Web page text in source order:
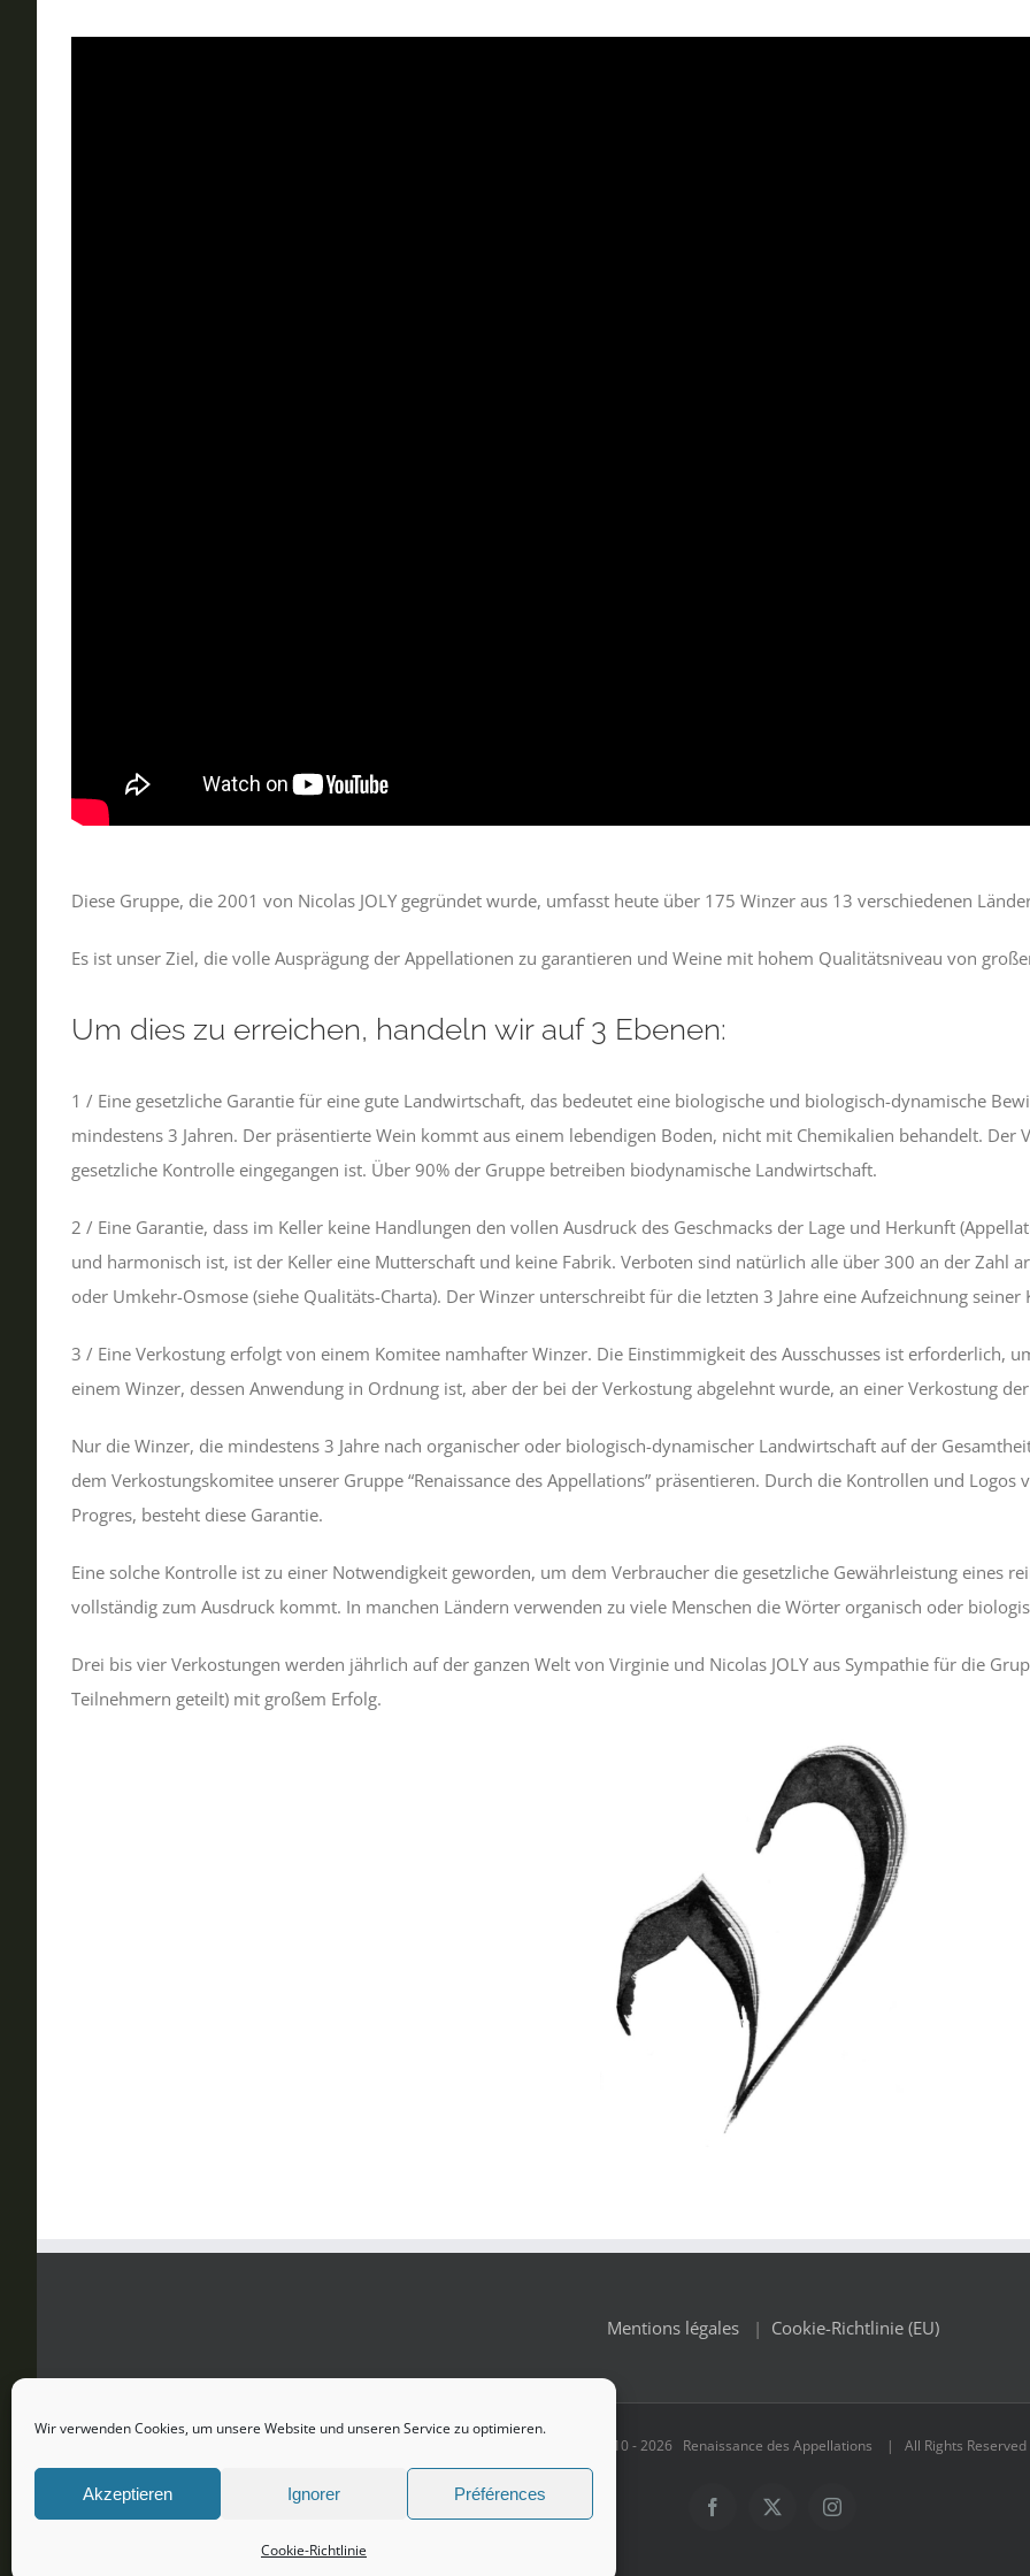
Wir verwenden Cookies, um unsere Website und unseren Service zu optimieren.
Akzeptieren Ignorer Préférences
Cookie-Richtlinie
Diese Gruppe, die 2001 von Nicolas JOLY gegründet wurde, umfasst heute über 175 Winzer aus 13 verschiedenen
Es ist unser Ziel, die volle Ausprägung der Appellationen zu garantieren und Weine mit hohem Qualitätsniveau von
Um dies zu erreichen, handeln wir auf 3 Ebenen:
1 / Eine gesetzliche Garantie für eine gute Landwirtschaft, das bedeutet eine biologische und biologisch-dynamische
mindestens 3 Jahren. Der präsentierte Wein kommt aus einem lebendigen Boden, nicht mit Chemikalien behandelt. Der
gesetzliche Kontrolle eingegangen ist. Über 90% der Gruppe betreiben biodynamische Landwirtschaft.
2 / Eine Garantie, dass im Keller keine Handlungen den vollen Ausdruck des Geschmacks der Lage und Herkunft
und harmonisch ist, ist der Keller eine Mutterschaft und keine Fabrik. Verboten sind natürlich alle über 300 an der Zahl
oder Umkehr-Osmose (siehe Qualitäts-Charta). Der Winzer unterschreibt für die letzten 3 Jahre eine Aufzeichnung seiner
3 / Eine Verkostung erfolgt von einem Komitee namhafter Winzer. Die Einstimmigkeit des Ausschusses ist erforderlich,
einem Winzer, dessen Anwendung in Ordnung ist, aber der bei der Verkostung abgelehnt wurde, an einer Verkostung
Nur die Winzer, die mindestens 3 Jahre nach organischer oder biologisch-dynamischer Landwirtschaft auf der
dem Verkostungskomitee unserer Gruppe “Renaissance des Appellations” präsentieren. Durch die Kontrollen und
Progres, besteht diese Garantie.
Eine solche Kontrolle ist zu einer Notwendigkeit geworden, um dem Verbraucher die gesetzliche Gewährleistung eines
vollständig zum Ausdruck kommt. In manchen Ländern verwenden zu viele Menschen die Wörter organisch oder
Drei bis vier Verkostungen werden jährlich auf der ganzen Welt von Virginie und Nicolas JOLY aus Sympathie für die
Teilnehmern geteilt) mit großem Erfolg.
Mentions légales| Cookie-Richtlinie (EU)
© Copyright 2010 -2026 Renaissance des Appellations | All Rights Reserved
Facebook
X Instagram